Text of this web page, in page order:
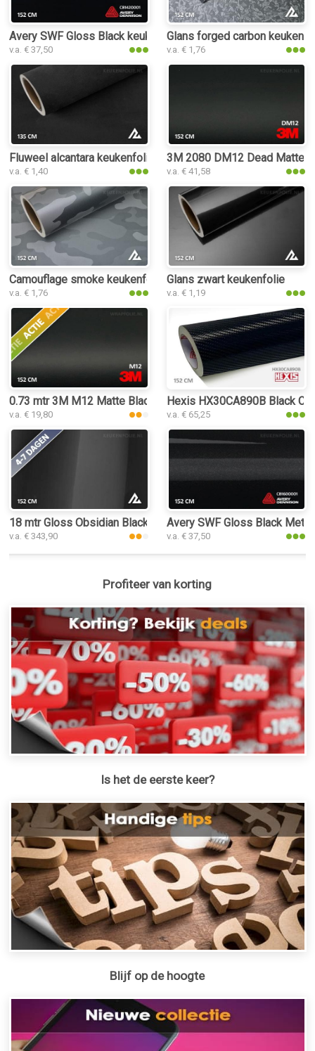
Avery SWF Gloss Black keukenfolie
v.a. € 37,50
Glans forged carbon
v.a. € 1,76
Fluweel alcantara keukenfolie
v.a. € 1,40
3M 2080 DM12 Dead Matte
v.a. € 41,58
Camouflage smoke keukenfolie
v.a. € 1,76
Glans zwart keukenfolie
v.a. € 1,19
0.73 mtr 3M M12 Matte Black
v.a. € 19,80
Hexis HX30CA890B Black
v.a. € 65,25
18 mtr Gloss Obsidian Black 3176 keukenfolie
v.a. € 343,90
Avery SWF Gloss Black
v.a. € 37,50
Profiteer van korting
Is het de eerste keer?
Blijf op de hoogte